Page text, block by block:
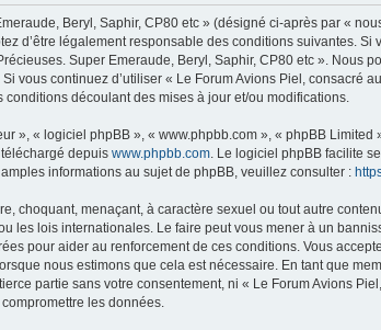
Beryl, Saphir, CP80 etc » (désigné ci-après par «
d’être légalement responsable des conditions suivantes.
Super Emeraude, Beryl, Saphir, CP80 etc ».
vous continuez d’utiliser « Le Forum Avions Piel, consacré
découlant des mises à jour et/ou modifications.
», « logiciel phpBB », « www.phpbb.com », « phpBB
depuis www.phpbb.com. Le logiciel phpBB facilite
informations au sujet de phpBB, veuillez consulter :
choquant, menaçant, à caractère sexuel ou tout autre
les lois internationales. Le faire peut vous mener à un
pour aider au renforcement de ces conditions. Vous
nous estimons que cela est nécessaire. En tant que
partie sans votre consentement, ni « Le Forum Avions
les données.